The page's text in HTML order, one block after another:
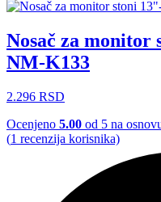
Nosač za monitor
NM-K133
2.296 RSD
Ocenjeno 5.00 od 5 na
(1 recenzija korisnika)